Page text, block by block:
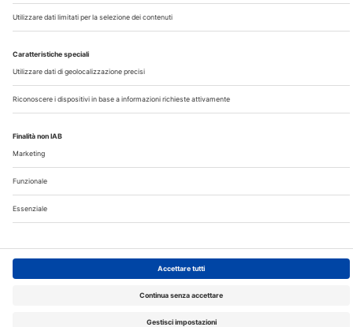
Privacy
©2026 Edra S.p.a | www.edraspa.it | P.iva 08056040960
| Tel. 02/881841 | Sede legale: Viale Enrico Forlanini 21 -
20134 Milano (Italy)
Registrazione Tribunale di Milano n° 5578/2022 del
5/05/2022